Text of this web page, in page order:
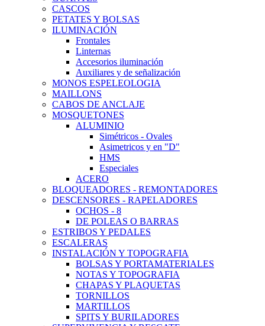
CASCOS
PETATES Y BOLSAS
ILUMINACIÓN
Frontales
Linternas
Accesorios iluminación
Auxiliares y de señalización
MONOS ESPELEOLOGIA
MAILLONS
CABOS DE ANCLAJE
MOSQUETONES
ALUMINIO
Simétricos - Ovales
Asimetricos y en "D"
HMS
Especiales
ACERO
BLOQUEADORES - REMONTADORES
DESCENSORES - RAPELADORES
OCHOS - 8
DE POLEAS O BARRAS
ESTRIBOS Y PEDALES
ESCALERAS
INSTALACIÓN Y TOPOGRAFIA
BOLSAS Y PORTAMATERIALES
NOTAS Y TOPOGRAFIA
CHAPAS Y PLAQUETAS
TORNILLOS
MARTILLOS
SPITS Y BURILADORES